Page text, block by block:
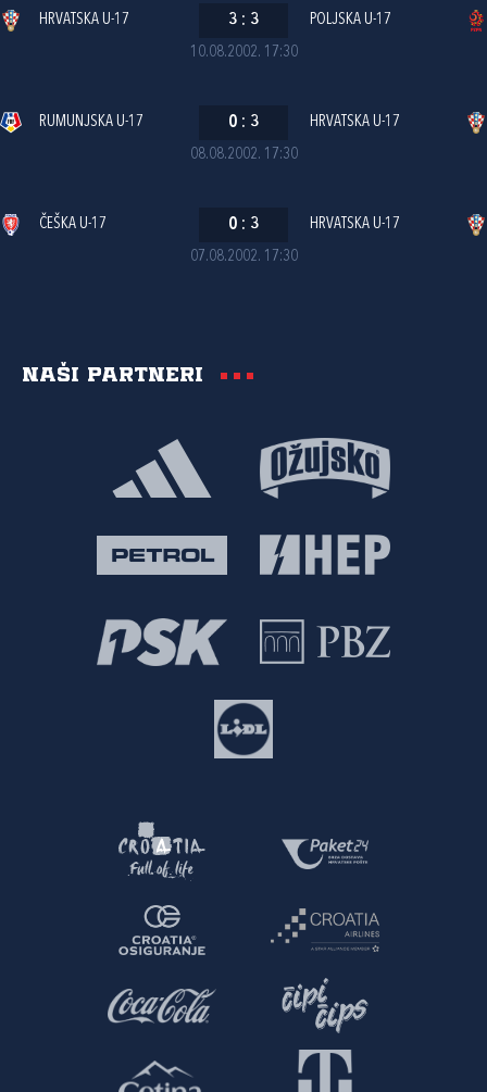
10.08.2002. 17:30
HRVATSKA U-17 3 : 3 POLJSKA U-17
08.08.2002. 17:30
RUMUNJSKA U-17 0 : 3 HRVATSKA U-17
07.08.2002. 17:30
ČEŠKA U-17 0 : 3 HRVATSKA U-17
Naši partneri